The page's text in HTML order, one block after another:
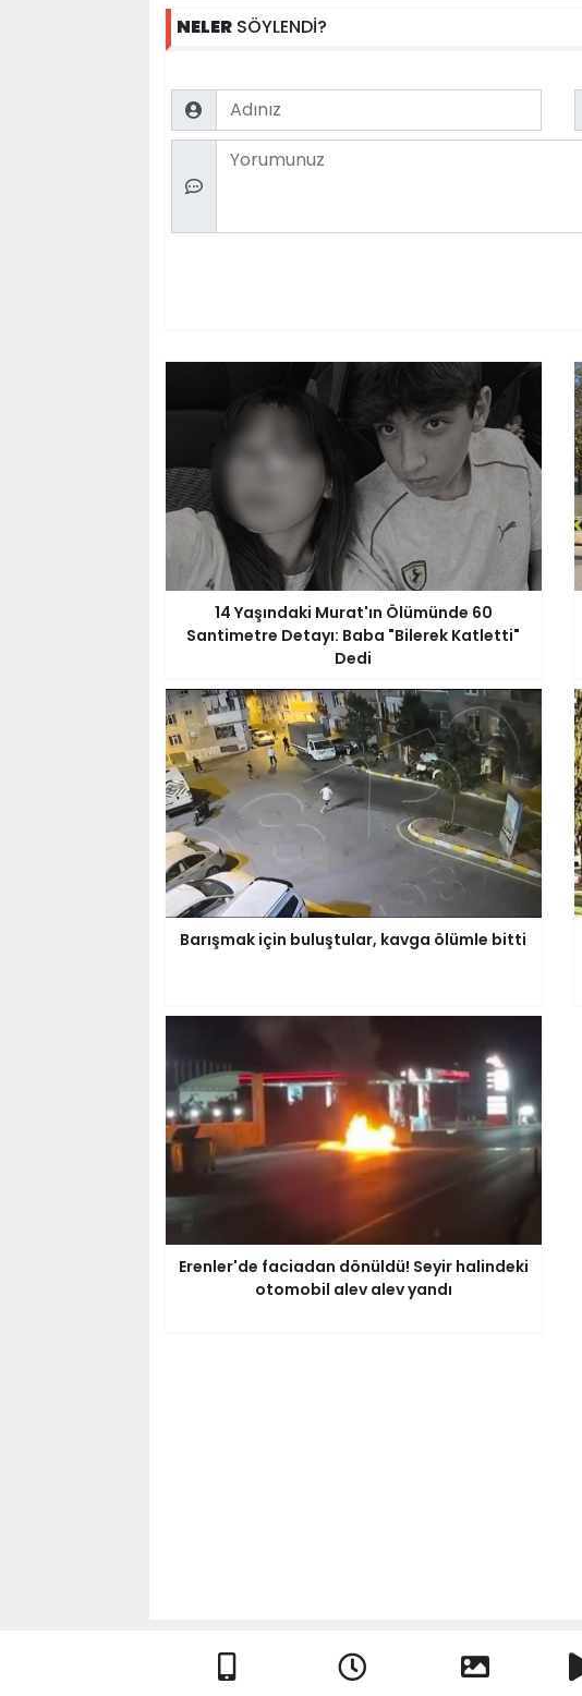
NELERSÖYLENDİ?
Name
Comment
14 Yaşındaki Murat'ın Ölümünde 60
Santimetre Detayı: Baba "Bilerek Katletti"
Dedi
Barışmak için buluştular, kavga ölümle bitti
Erenler'de faciadan dönüldü! Seyir halindeki
otomobil alev alev yandı